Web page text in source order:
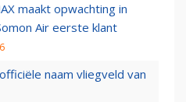
maakt opwachting in
Air eerste klant
naam vliegveld van